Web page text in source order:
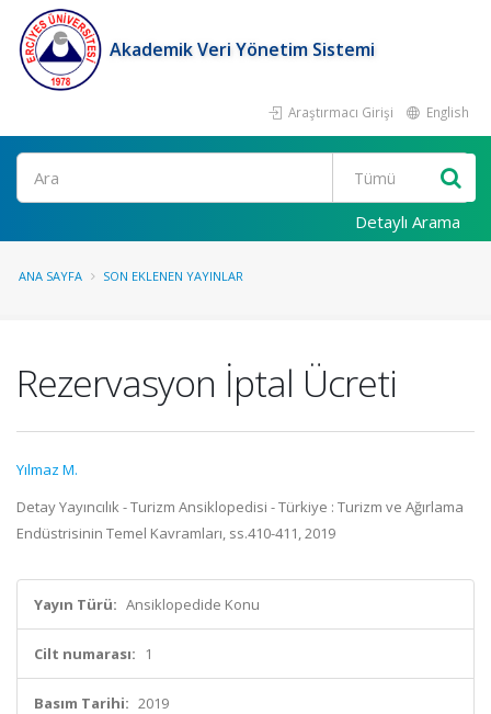
Akademik Veri Yönetim Sistemi
Araştırmacı Girişi English
Ara
Detaylı Arama
ANA SAYFA SON EKLENEN YAYINLAR
Rezervasyon İptal Ücreti
Yılmaz M.
Detay Yayıncılık - Turizm Ansiklopedisi - Türkiye : Turizm ve Ağırlama
Endüstrisinin Temel Kavramları, ss.410-411, 2019
Yayın Türü: Ansiklopedide Konu
Cilt numarası: 1
Basım Tarihi: 2019